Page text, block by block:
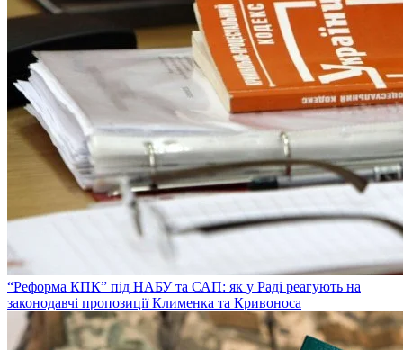
“Реформа КПК” під НАБУ та САП: як у Раді реагують на
законодавчі пропозиції Клименка та Кривоноса